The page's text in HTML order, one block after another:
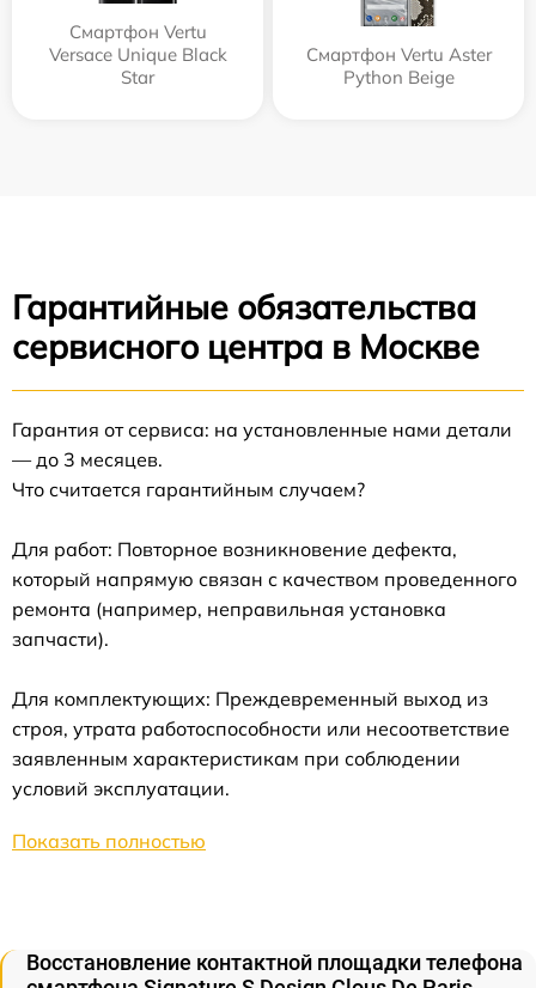
Смартфон Vertu
Versace Unique Black
Star
Смартфон Vertu Aster
Python Beige
Гарантийные обязательства
сервисного центра в Москве
Гарантия от сервиса: на установленные нами детали
— до 3 месяцев.
Что считается гарантийным случаем?
Для работ: Повторное возникновение дефекта,
который напрямую связан с качеством проведенного
ремонта (например, неправильная установка
запчасти).
Для комплектующих: Преждевременный выход из
строя, утрата работоспособности или несоответствие
заявленным характеристикам при соблюдении
условий эксплуатации.
Показать полностью
Восстановление контактной площадки телефона